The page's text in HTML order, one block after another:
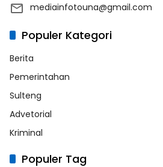
mediainfotouna@gmail.com
Populer Kategori
Berita
Pemerintahan
Sulteng
Advetorial
Kriminal
Populer Tag